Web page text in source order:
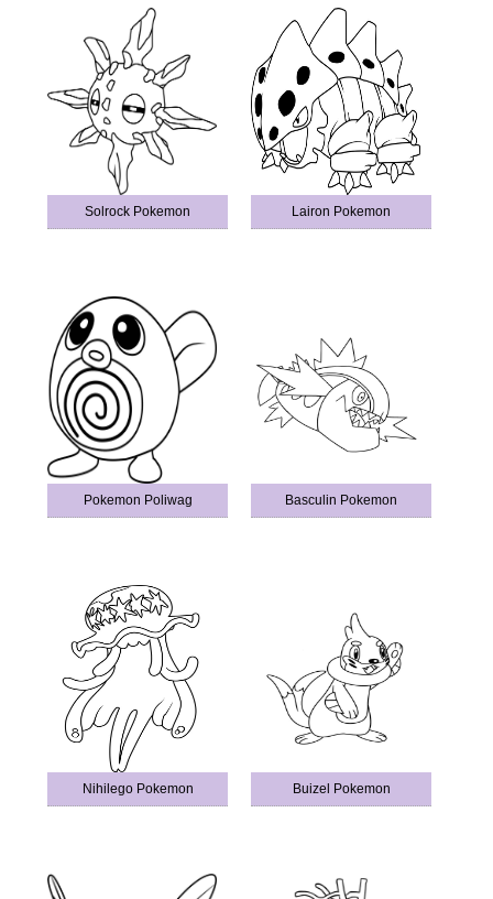
Solrock Pokemon Lairon Pokemon
Pokemon Poliwag Basculin Pokemon
Nihilego Pokemon Buizel Pokemon